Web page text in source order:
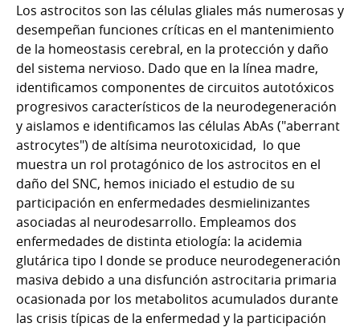
Los astrocitos son las células gliales más numerosas y
desempeñan funciones críticas en el mantenimiento
de la homeostasis cerebral, en la protección y daño
del sistema nervioso. Dado que en la línea madre,
identificamos componentes de circuitos autotóxicos
progresivos característicos de la neurodegeneración
y aislamos e identificamos las células AbAs ("aberrant
astrocytes") de altísima neurotoxicidad, lo que
muestra un rol protagónico de los astrocitos en el
daño del SNC, hemos iniciado el estudio de su
participación en enfermedades desmielinizantes
asociadas al neurodesarrollo. Empleamos dos
enfermedades de distinta etiología: la acidemia
glutárica tipo I donde se produce neurodegeneración
masiva debido a una disfunción astrocitaria primaria
ocasionada por los metabolitos acumulados durante
las crisis típicas de la enfermedad y la participación